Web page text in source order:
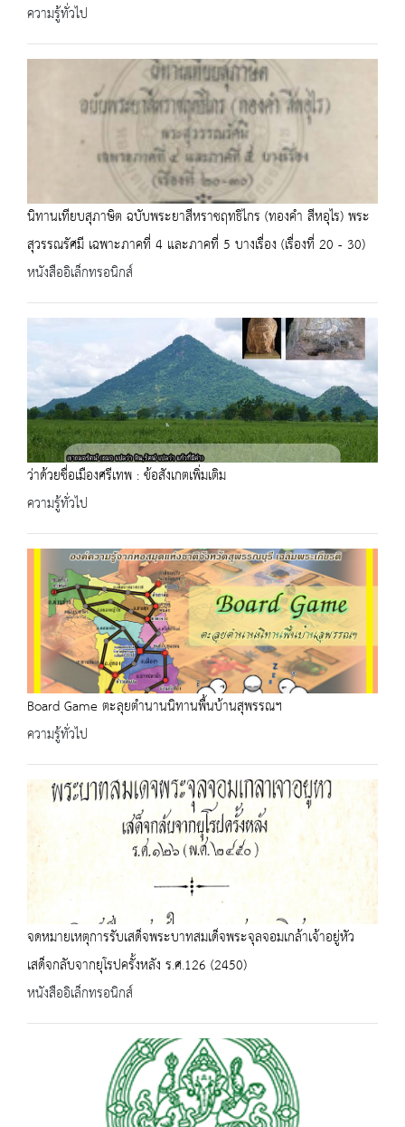
ความรู้ทั่วไป
นิทานเทียบสุภาษิต ฉบับพระยาสีหราชฤทธิไกร (ทองคำ สีหอุไร) พระ
สุวรรณรัศมี เฉพาะภาคที่ 4 และภาคที่ 5 บางเรื่อง (เรื่องที่ 20 - 30)
หนังสืออิเล็กทรอนิกส์
ว่าด้วยชื่อเมืองศรีเทพ : ข้อสังเกตเพิ่มเติม
ความรู้ทั่วไป
Board Game ตะลุยตำนานนิทานพื้นบ้านสุพรรณฯ
ความรู้ทั่วไป
จดหมายเหตุการรับเสด็จพระบาทสมเด็จพระจุลจอมเกล้าเจ้าอยู่หัว
เสด็จกลับจากยุโรปครั้งหลัง ร.ศ.126 (2450)
หนังสืออิเล็กทรอนิกส์